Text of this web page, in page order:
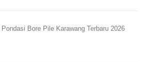
Pondasi Bore Pile Karawang Terbaru 2026